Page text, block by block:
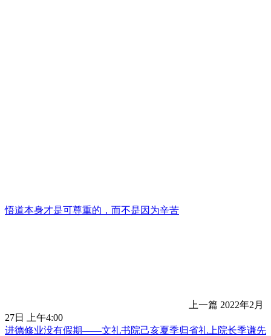
悟道本身才是可尊重的，而不是因为辛苦
上一篇 2022年2月
27日 上午4:00
进德修业没有假期——文礼书院己亥夏季归省礼上院长季谦先